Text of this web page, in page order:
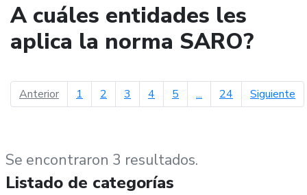
A cuáles entidades les
aplica la norma SARO?
Anteriorpágina anterior
1 2 3 4 5 ... 24 Siguiente
Se encontraron 3 resultados.
Listado de categorías